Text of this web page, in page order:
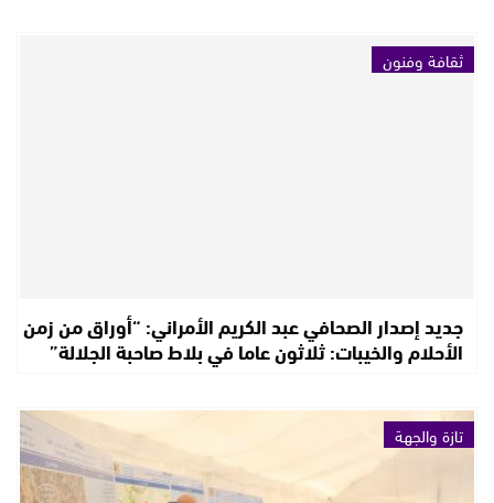
ثقافة وفنون
جديد إصدار الصحافي عبد الكريم الأمراني: “أوراق من زمن
الأحلام والخيبات: ثلاثون عاما في بلاط صاحبة الجلالة”
تازة والجهة